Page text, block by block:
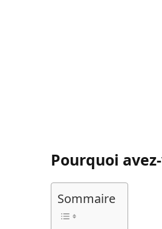
Pourquoi
Sommaire